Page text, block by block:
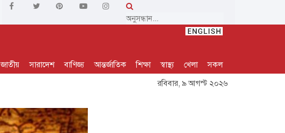
জাতীয় সারাদেশ বাণিজ্য আন্তর্জাতিক শিক্ষা স্বাস্থ্য খেলা
সকল
রবিবার, ৯ আগস্ট ২০২৬